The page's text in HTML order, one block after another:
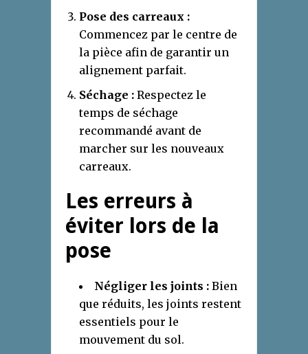
Pose des carreaux :
Commencez par le centre de
la pièce afin de garantir un
alignement parfait.
Séchage : Respectez le
temps de séchage
recommandé avant de
marcher sur les nouveaux
carreaux.
Les erreurs à
éviter lors de la
pose
Négliger les joints : Bien
que réduits, les joints restent
essentiels pour le
mouvement du sol.